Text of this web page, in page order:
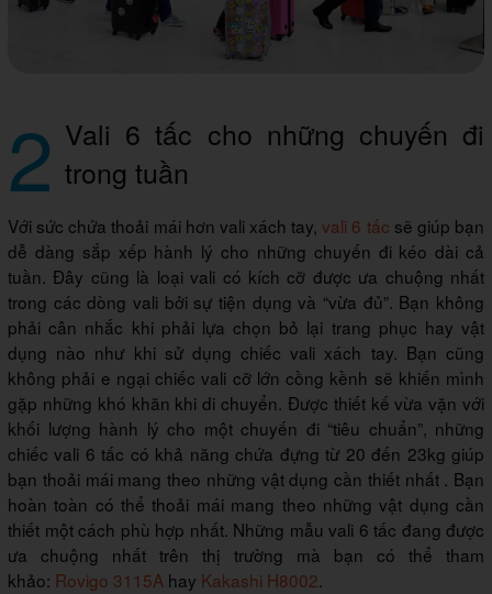
2 Vali 6 tấc cho những chuyến đi
trong tuần
Với sức chứa thoải mái hơn vali xách tay,vali 6 tấc sẽ giúp bạn
dễ dàng sắp xếp hành lý cho những chuyến đi kéo dài cả
tuần. Đây cũng là loại vali có kích cỡ được ưa chuộng nhất
trong các dòng vali bởi sự tiện dụng và “vừa đủ”. Bạn không
phải cân nhắc khi phải lựa chọn bỏ lại trang phục hay vật
dụng nào như khi sử dụng chiếc vali xách tay. Bạn cũng
không phải e ngại chiếc vali cỡ lớn cồng kềnh sẽ khiến mình
gặp những khó khăn khi di chuyển. Được thiết kế vừa vặn với
khối lượng hành lý cho một chuyến đi “tiêu chuẩn”, những
chiếc vali 6 tấc có khả năng chứa đựng từ 20 đến 23kg giúp
bạn thoải mái mang theo những vật dụng cần thiết nhất . Bạn
hoàn toàn có thể thoải mái mang theo những vật dụng cần
thiết một cách phù hợp nhất. Những mẫu vali 6 tấc đang được
ưa chuộng nhất trên thị trường mà bạn có thể tham
khảo: Rovigo 3115A hay Kakashi H8002.